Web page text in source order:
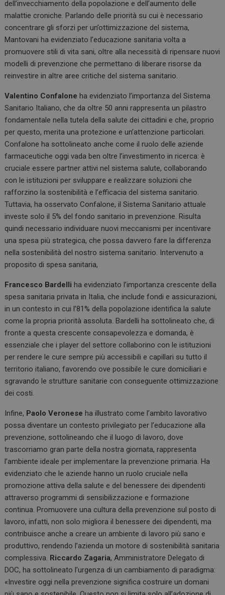
dell’invecchiamento della popolazione e dell’aumento delle
malattie croniche. Parlando delle priorità su cui è necessario
concentrare gli sforzi per un’ottimizzazione del sistema,
Mantovani ha evidenziato l’educazione sanitaria volta a
promuovere stili di vita sani, oltre alla necessità di ripensare nuovi
modelli di prevenzione che permettano di liberare risorse da
reinvestire in altre aree critiche del sistema sanitario.
Valentino Confalone ha evidenziato l’importanza del Sistema
Sanitario Italiano, che da oltre 50 anni rappresenta un pilastro
fondamentale nella tutela della salute dei cittadini e che, proprio
per questo, merita una protezione e un’attenzione particolari.
Confalone ha sottolineato anche come il ruolo delle aziende
farmaceutiche oggi vada ben oltre l’investimento in ricerca: è
cruciale essere partner attivi nel sistema salute, collaborando
con le istituzioni per sviluppare e realizzare soluzioni che
rafforzino la sostenibilità e l’efficacia del sistema sanitario.
Tuttavia, ha osservato Confalone, il Sistema Sanitario attuale
investe solo il 5% del fondo sanitario in prevenzione. Risulta
quindi necessario individuare nuovi meccanismi per incentivare
una spesa più strategica, che possa davvero fare la differenza
nella sostenibilità del nostro sistema sanitario. Intervenuto a
proposito di spesa sanitaria,
Francesco Bardelli ha evidenziato l’importanza crescente della
spesa sanitaria privata in Italia, che include fondi e assicurazioni,
in un contesto in cui l’81% della popolazione identifica la salute
come la propria priorità assoluta. Bardelli ha sottolineato che, di
fronte a questa crescente consapevolezza e domanda, è
essenziale che i player del settore collaborino con le istituzioni
per rendere le cure sempre più accessibili e capillari su tutto il
territorio italiano, favorendo ove possibile le cure domiciliari e
sgravando le strutture sanitarie con conseguente ottimizzazione
dei costi.
Infine, Paolo Veronese ha illustrato come l’ambito lavorativo
possa diventare un contesto privilegiato per l’educazione alla
prevenzione, sottolineando che il luogo di lavoro, dove
trascorriamo gran parte della nostra giornata, rappresenta
l’ambiente ideale per implementare la prevenzione primaria. Ha
evidenziato che le aziende hanno un ruolo cruciale nella
promozione attiva della salute e del benessere dei dipendenti
attraverso programmi di sensibilizzazione e formazione
continua. Promuovere una cultura della prevenzione sul posto di
lavoro, infatti, non solo migliora il benessere dei dipendenti, ma
contribuisce anche a creare un ambiente di lavoro più sano e
produttivo, rendendo l’azienda un motore di sostenibilità sanitaria
complessiva. Riccardo Zagaria, Amministratore Delegato di
DOC, ha sottolineato l’urgenza di un cambiamento di paradigma:
«Investire oggi nella prevenzione significa costruire un domani